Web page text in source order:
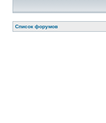
Список форумов